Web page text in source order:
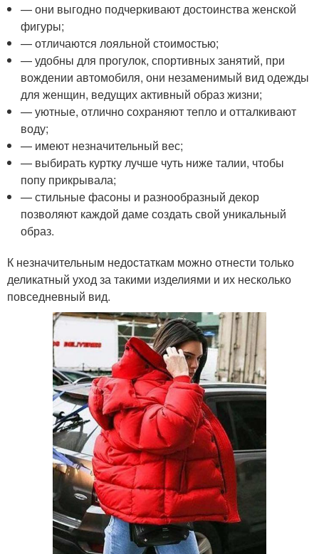
— они выгодно подчеркивают достоинства женской
фигуры;
— отличаются лояльной стоимостью;
— удобны для прогулок, спортивных занятий, при
вождении автомобиля, они незаменимый вид одежды
для женщин, ведущих активный образ жизни;
— уютные, отлично сохраняют тепло и отталкивают
воду;
— имеют незначительный вес;
— выбирать куртку лучше чуть ниже талии, чтобы
попу прикрывала;
— стильные фасоны и разнообразный декор
позволяют каждой даме создать свой уникальный
образ.
К незначительным недостаткам можно отнести только
деликатный уход за такими изделиями и их несколько
повседневный вид.